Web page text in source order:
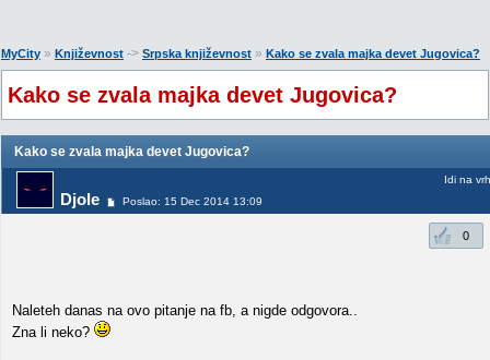
MyCity » Književnost -> Srpska književnost » Kako se zvala majka devet Jugovica?
Kako se zvala majka devet Jugovica?
Kako se zvala majka devet Jugovica?
Djole Poslao: 15 Dec 2014 13:09
Idi na vrh
0
Naleteh danas na ovo pitanje na fb, a nigde odgovora..
Zna li neko?